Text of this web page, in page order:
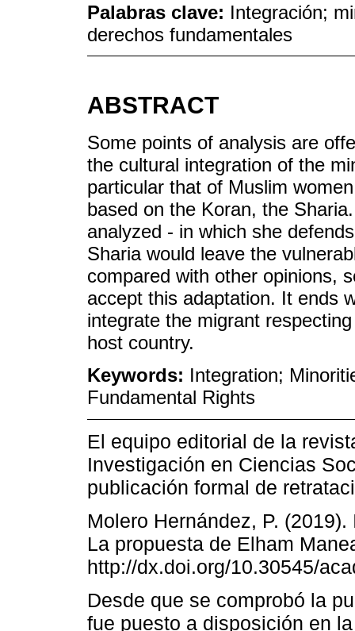
Palabras clave: Integración;
derechos fundamentales
ABSTRACT
Some points of analysis are
the cultural integration of the
particular that of Muslim
based on the Koran, the
analyzed - in which she
Sharia would leave the
compared with other opinions,
accept this adaptation. It ends
integrate the migrant
host country.
Keywords: Integration;
Fundamental Rights
El equipo editorial de la
Investigación en Ciencias
publicación formal de
Molero Hernández, P.
La propuesta de Elham
http://dx.doi.org/10.30545/
Desde que se comprobó la
fue puesto a disposición en